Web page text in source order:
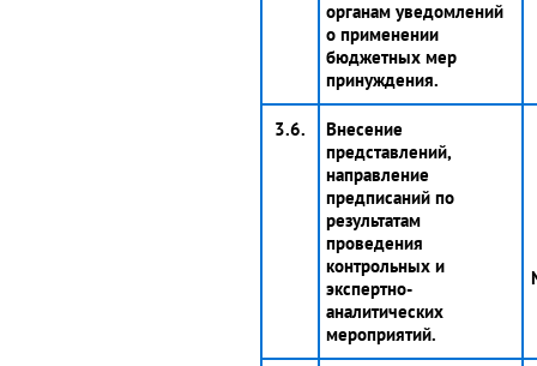
органам уведомлений
о применении
бюджетных мер
принуждения.
3.6.
Внесение
представлений,
направление
предписаний по
результатам
проведения
контрольных и
экспертно-
аналитических
мероприятий.